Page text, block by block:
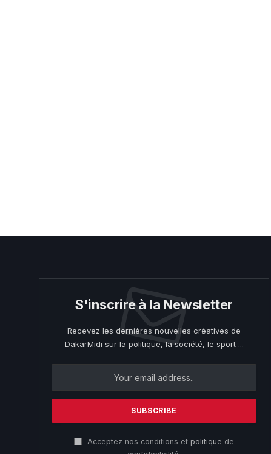
S'inscrire à la Newsletter
Recevez les dernières nouvelles créatives de
DakarMidi sur la politique, la société, le sport ...
Acceptez nos conditions et politique de